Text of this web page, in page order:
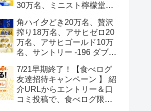
30万名、ミニスト檸檬堂2
ボール12.3万名
角ハイ夕どき20万名、贅沢
搾り18万名、アサヒゼロ20
万名、アサヒゴールド10万
名、サントリー -196 ダブル
7/21早期終了！【食べログ
友達招待キャンペーン 】 紹
介URLからエントリー＆口
コミ投稿で、食べログ限定